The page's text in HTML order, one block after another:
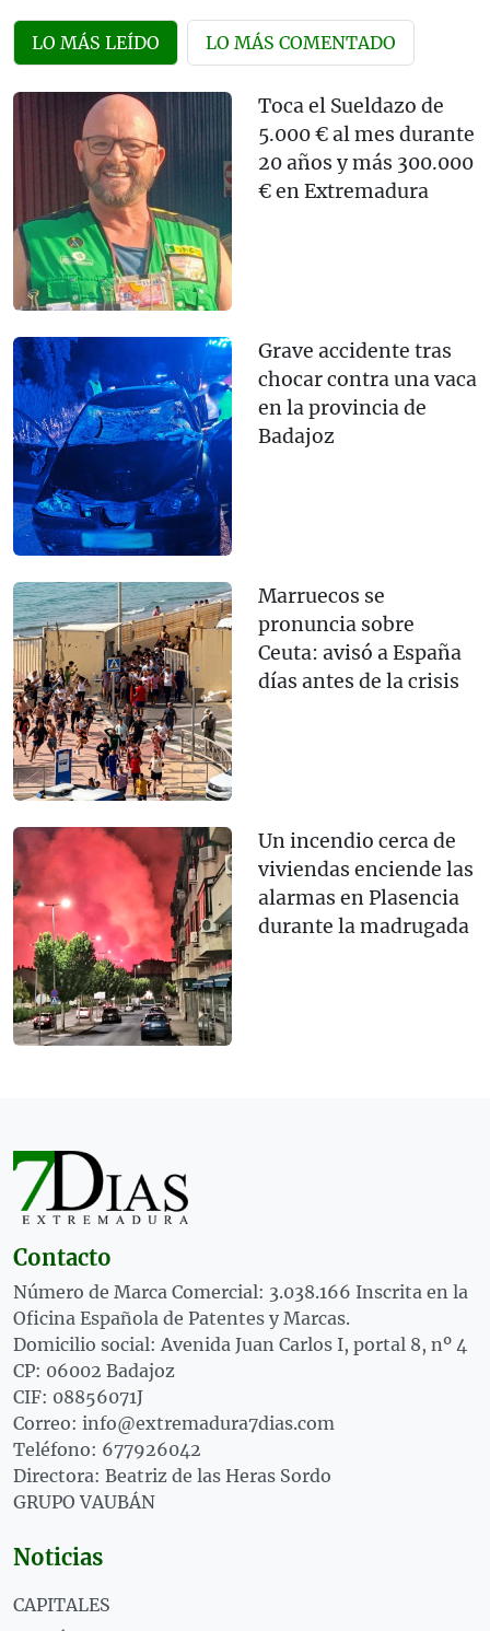
LO MÁS LEÍDO LO MÁS COMENTADO
Toca el Sueldazo de
5.000 € al mes durante
20 años y más 300.000
€ en Extremadura
Grave accidente tras
chocar contra una vaca
en la provincia de
Badajoz
Marruecos se
pronuncia sobre
Ceuta: avisó a España
días antes de la crisis
Un incendio cerca de
viviendas enciende las
alarmas en Plasencia
durante la madrugada
Contacto
Número de Marca Comercial: 3.038.166 Inscrita en la
Oficina Española de Patentes y Marcas.
Domicilio social: Avenida Juan Carlos I, portal 8, nº 4
CP: 06002 Badajoz
CIF: 08856071J
Correo: info@extremadura7dias.com
Teléfono: 677926042
Directora: Beatriz de las Heras Sordo
GRUPO VAUBÁN
Noticias
CAPITALES